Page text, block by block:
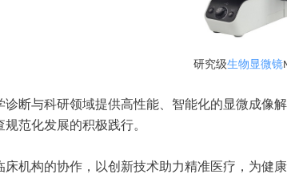
研究级生物显微镜
诊断与科研领域提供高性能、智能化的显微成像
范化发展的积极践行。
机构的协作，以创新技术助力精准医疗，为健康